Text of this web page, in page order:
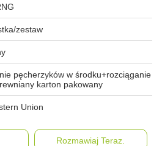
zestaw
pęcherzyków w środku+rozciąganie
karton pakowany
Union
Rozmawiaj Teraz.